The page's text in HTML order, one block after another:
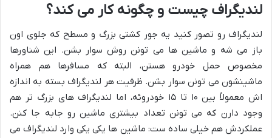
لندیگراف چیست و چگونه کار می کند؟
لندیگراف رو تصور کنید یه جور کشتی بزرگ و مسطح که جلوی اون
باز می شه و ماشین ها می تونن روش سوار بشن. این شناورها
مخصوص حمل خودرو هستن، البته که مسافرها هم همراه
ماشینشون می تونن سوار بشن. ظرفیت هر لندیگراف بسته به اندازه
اش معمولاً بین ۱۰ تا ۱۵ خودروئه، اما لندیگراف های بزرگ تر هم
وجود دارن که می تونن تعداد بیشتری ماشین رو جابه جا کنن.
عملکردش هم خیلی ساده ست: ماشین ها یکی یکی وارد لندیگراف می